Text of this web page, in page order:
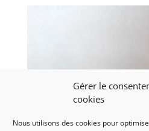
Gérer le
cookies
Nous utilisons des cookies pour